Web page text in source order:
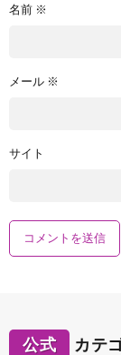
名前 ※
メール ※
サイト
公式 カテ